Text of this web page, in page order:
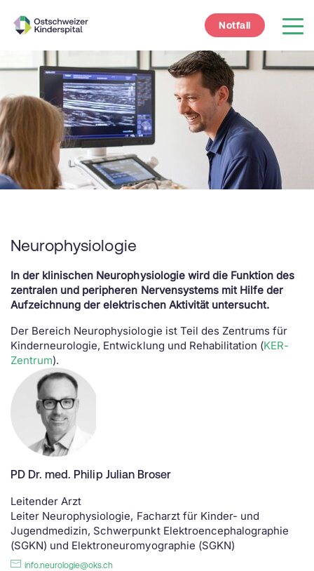
Neurophysiologie
In der klinischen Neurophysiologie wird die Funktion des
zentralen und peripheren Nervensystems mit Hilfe der
Aufzeichnung der elektrischen Aktivität untersucht.
Der Bereich Neurophysiologie ist Teil des Zentrums für
Kinderneurologie, Entwicklung und Rehabilitation (KER-
Zentrum).
PD Dr. med. Philip Julian Broser
Leitender Arzt
Leiter Neurophysiologie, Facharzt für Kinder- und
Jugendmedizin, Schwerpunkt Elektroencephalographie
(SGKN) und Elektroneuromyographie (SGKN)
info.neurologie@oks.ch
Notfall